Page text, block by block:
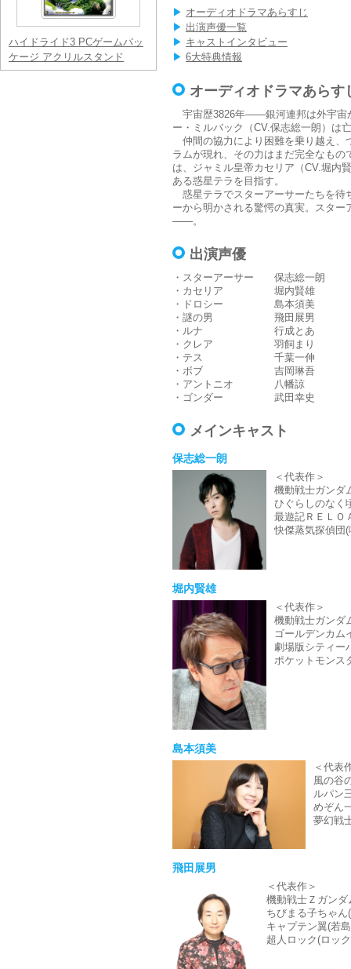
▶ オーディオドラマあらすじ
▶ 出演声優一覧
▶ キャストインタビュー
▶ 6大特典情報
オーディオドラマあらす
宇宙歴3826年――銀河連邦は外宇宙
ー・ミルバック（CV.保志総一朗）は
仲間の協力により困難を乗り越え、
ラムが現れ、その力はまだ完全なも
は、ジャミル皇帝カセリア（CV.堀内
ある惑星テラを目指す。
惑星テラでスターアーサーたちを待
ーから明かされる驚愕の真実。スタ
――。
出演声優
・スターアーサー 保志総一朗
・カセリア 堀内賢雄
・ドロシー 島本須美
・謎の男 飛田展男
・ルナ 行成とあ
・クレア 羽飼まり
・テス 千葉一伸
・ボブ 吉岡琳吾
・アントニオ 八幡諒
・ゴンダー 武田幸史
メインキャスト
保志総一朗
＜代表作＞
機動戦士ガンダ
ひぐらしのなく
最遊記ＲＥＬＯ
快傑蒸気探偵団(
堀内賢雄
＜代表作＞
機動戦士ガンダ
ゴールデンカム
劇場版シティー
ポケットモンス
島本須美
＜代表
風の谷
ルパン
めぞん
夢幻戦
飛田展男
＜代表作＞
機動戦士Ｚガン
ちびまる子ちゃ
キャプテン翼(若
超人ロック(ロッ
ハイドライド3 PCゲームパッ
ケージ アクリルスタンド